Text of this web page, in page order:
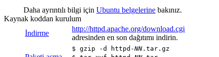
Daha ayrıntılı bilgi için Ubuntu belgelerine bakınız.
Kaynak koddan kurulum
İndirme
http://httpd.apache.org/download.cgi
adresinden en son dağıtımı indirin.
$ gzip -d httpd-NN .tar.gz